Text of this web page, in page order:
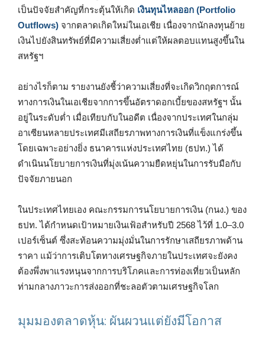
เป็นปัจจัยสำคัญที่กระตุ้นให้เกิด เงินทุนไหลออก (Portfolio
Outflows) จากตลาดเกิดใหม่ในเอเชีย เนื่องจากนักลงทุนย้าย
เงินไปยังสินทรัพย์ที่มีความเสี่ยงต่ำแต่ให้ผลตอบแทนสูงขึ้นใน
สหรัฐฯ
อย่างไรก็ตาม รายงานยังชี้ว่าความเสี่ยงที่จะเกิดวิกฤตการณ์
ทางการเงินในเอเชียจากการขึ้นอัตราดอกเบี้ยของสหรัฐฯ นั้น
อยู่ในระดับต่ำ เมื่อเทียบกับในอดีต เนื่องจากประเทศในกลุ่ม
อาเซียนหลายประเทศมีเสถียรภาพทางการเงินที่แข็งแกร่งขึ้น
โดยเฉพาะอย่างยิ่ง ธนาคารแห่งประเทศไทย (ธปท.) ได้
ดำเนินนโยบายการเงินที่มุ่งเน้นความยืดหยุ่นในการรับมือกับ
ปัจจัยภายนอก
ในประเทศไทยเอง คณะกรรมการนโยบายการเงิน (กนง.) ของ
ธปท. ได้กำหนดเป้าหมายเงินเฟ้อสำหรับปี 2568 ไว้ที่ 1.0–3.0
เปอร์เซ็นต์ ซึ่งสะท้อนความมุ่งมั่นในการรักษาเสถียรภาพด้าน
ราคา แม้ว่าการเติบโตทางเศรษฐกิจภายในประเทศจะยังคง
ต้องพึ่งพาแรงหนุนจากการบริโภคและการท่องเที่ยวเป็นหลัก
ท่ามกลางภาวะการส่งออกที่ชะลอตัวตามเศรษฐกิจโลก
มุมมองตลาดหุ้น: ผันผวนแต่ยังมีโอกาส